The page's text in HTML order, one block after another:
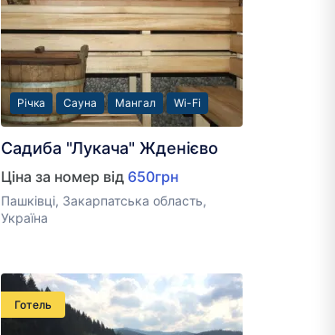
Річка Сауна Мангал Wi-Fi
Садиба "Лукача" Жденієво
Ціна за номер від 650грн
Пашківці, Закарпатська область,
Україна
Готель